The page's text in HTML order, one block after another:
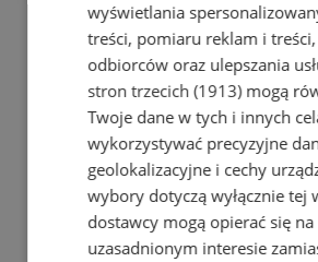
wyświetlania
treści, pomiaru reklam i
odbiorców oraz ulepszania
stron trzecich (1913)mogą
Twoje dane w tych i innych
wykorzystywać precyzyjne
geolokalizacyjne i cechy
wybory dotyczą wyłącznie tej
dostawcy mogą opierać się
uzasadnionym interesie